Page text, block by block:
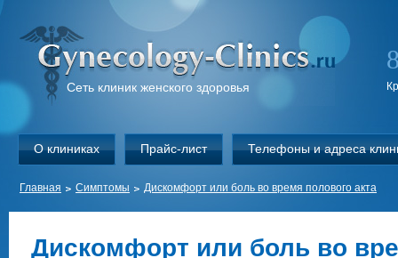
Сеть клиник женского здоровья
О клиниках Прайс-лист Телефоны и адреса
Главная Симптомы Дискомфорт или боль во время полового акта
Дискомфорт или боль во